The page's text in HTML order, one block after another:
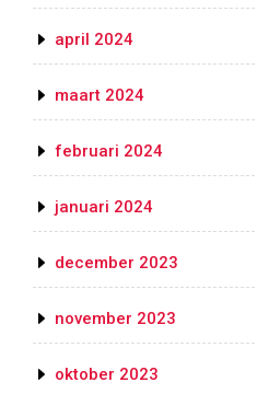
april 2024
maart 2024
februari 2024
januari 2024
december 2023
november 2023
oktober 2023